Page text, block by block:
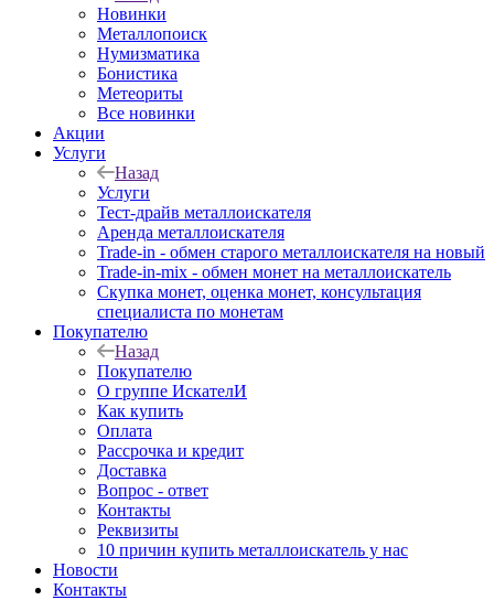
Новинки
Металлопоиск
Нумизматика
Бонистика
Метеориты
Все новинки
Акции
Услуги
Назад
Услуги
Тест-драйв металлоискателя
Аренда металлоискателя
Trade-in - обмен старого металлоискателя на новый
Trade-in-mix - обмен монет на металлоискатель
Скупка монет, оценка монет, консультация
специалиста по монетам
Покупателю
Назад
Покупателю
О группе ИскателИ
Как купить
Оплата
Рассрочка и кредит
Доставка
Вопрос - ответ
Контакты
Реквизиты
10 причин купить металлоискатель у нас
Новости
Контакты